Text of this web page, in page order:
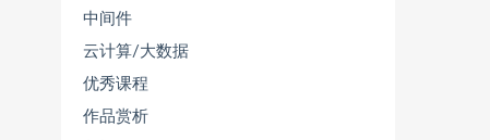
中间件
云计算/大数据
优秀课程
作品赏析